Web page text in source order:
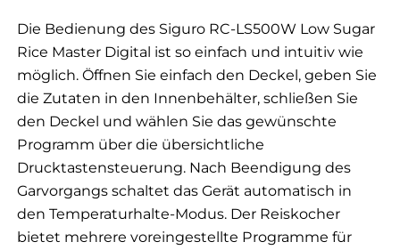
Die Bedienung des Siguro RC-LS500W Low Sugar
Rice Master Digital ist so einfach und intuitiv wie
möglich. Öffnen Sie einfach den Deckel, geben Sie
die Zutaten in den Innenbehälter, schließen Sie
den Deckel und wählen Sie das gewünschte
Programm über die übersichtliche
Drucktastensteuerung. Nach Beendigung des
Garvorgangs schaltet das Gerät automatisch in
den Temperaturhalte-Modus. Der Reiskocher
bietet mehrere voreingestellte Programme für